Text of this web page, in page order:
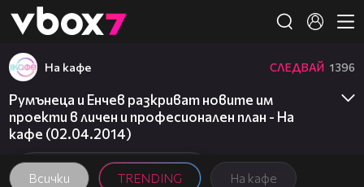
👾
Всички TRENDING На кафе
На кафе СЛЕДВАЙ 1396
Румънеца и Енчев разкриват новите им
проекти в личен и професионален план - На
кафе (02.04.2014)